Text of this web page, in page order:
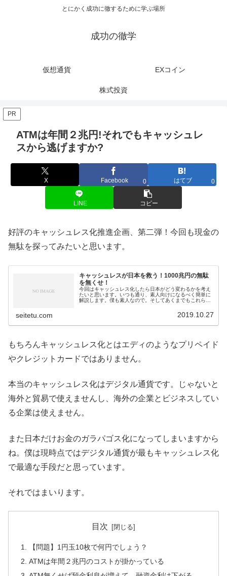
とにかく成功に徹するために学ぶ場所
成功の徹学
仮想通貨 EXコイン
株式投資
PR
ATMは年間２兆円!それでもキャッシュレ
スから逃げますか?
X Facebook 0 はてブ 0
LINE コピー
好評のキャッシュレス化推進企画、第二弾！今回も現金の
無駄を探ってみたいと思います。
キャッシュレスが日本を救う！1000兆円の無駄
を無くせ！
今回はキャッシュレス化したら日本がどう変わるかを考え
たいと思います。いつも通り、素人向けになるべく簡単に
解説します。僕も素人なので。そしてあくまでもこれらは
seitetu.com 2019.10.27
もちろんキャッシュレス化とはエディのようなプリペイド
やクレジットカードではありません。
本当のキャッシュレス化はデジタル通貨です。じゃないと
海外と貿易で使えませんし、海外の企業とビジネスしてい
る企業は使えません。
また日本だけお金のガラパゴス化になってしまいますから
ね。僕は現時点ではデジタル通貨が最もキャッシュレス化
で最適な手段だと思っています。
それではまいります。
目次
【問題】1円玉10枚で何円でしょう？
ATMは年間２兆円のコストが掛かっている